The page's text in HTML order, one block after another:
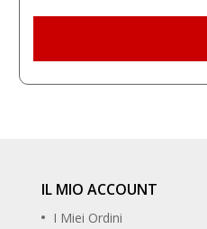
IL MIO ACCOUNT
I Miei Ordini